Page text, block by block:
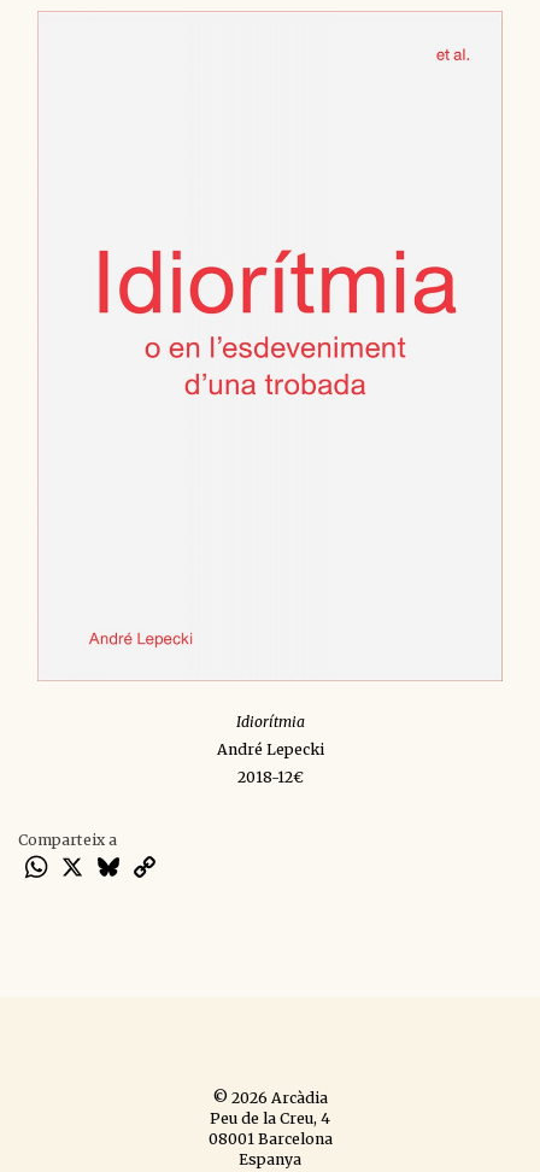
Idiorítmia
André Lepecki
2018-12€
Comparteix a
WhatsApp
X Bluesky
© 2026 Arcàdia
Peu de la Creu, 4
08001 Barcelona
Espanya